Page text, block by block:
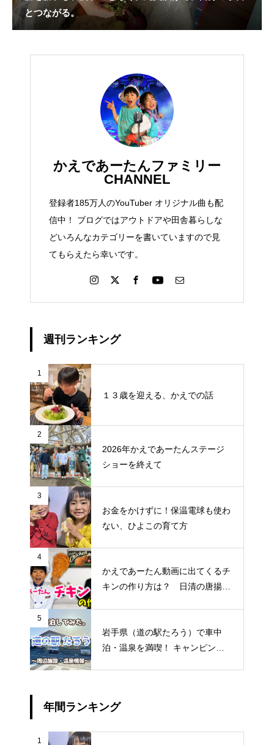
とつながる。
かえであーたんファミリー
CHANNEL
登録者185万人のYouTuber オリジナル曲も配
信中！ ブログではアウトドアや田舎暮らしな
どいろんなカテゴリーを書いていますので見
てもらえたら幸いです。
週刊ランキング
1
１３歳を迎える、かえでの話
2
2026年かえであーたんステージ
ショーを終えて
3
お金をかけずに！保温電球も使わ
ない、ひよこの育て方
4
かえであーたん動画に出てくるチ
キンの作り方は？ 日清の唐揚げ
5
岩手県（道の駅たろう）で車中
泊・温泉を満喫！ キャンピング
年間ランキング
1